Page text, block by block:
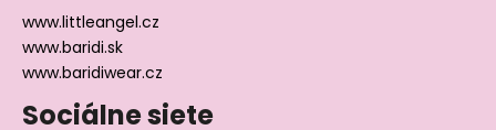
www.littleangel.cz
www.baridi.sk
www.baridiwear.cz
Sociálne siete